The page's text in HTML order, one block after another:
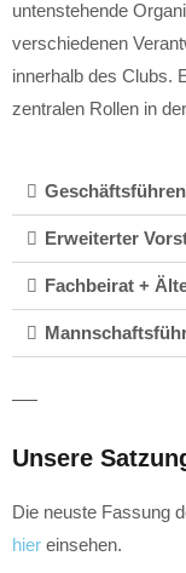
untenstehende
verschiedenen
innerhalb des Clubs.
zentralen Rollen in
Erweiterter
Fachbeirat +
Unsere
Die neuste Fassung
hier einsehen.